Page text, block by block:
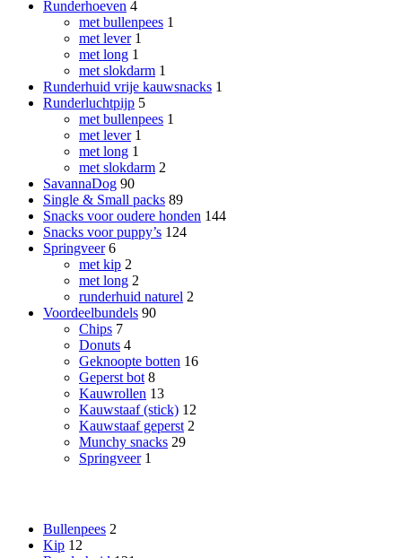
Runderhoeven 4
met bullenpees 1
met lever 1
met long 1
met slokdarm 1
Runderhuid vrije kauwsnacks 1
Runderluchtpijp 5
met bullenpees 1
met lever 1
met long 1
met slokdarm 2
SavannaDog 90
Single & Small packs 89
Snacks voor oudere honden 144
Snacks voor puppy’s 124
Springveer 6
met kip 2
met long 2
runderhuid naturel 2
Voordeelbundels 90
Chips 7
Donuts 4
Geknoopte botten 16
Geperst bot 8
Kauwrollen 13
Kauwstaaf (stick) 12
Kauwstaaf geperst 2
Munchy snacks 29
Springveer 1
Bullenpees 2
Kip 12